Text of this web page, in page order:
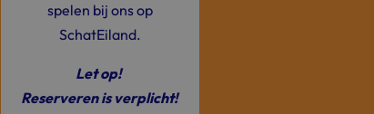
spelen bij ons op
SchatEiland.
Let op!
Reserveren is verplicht!